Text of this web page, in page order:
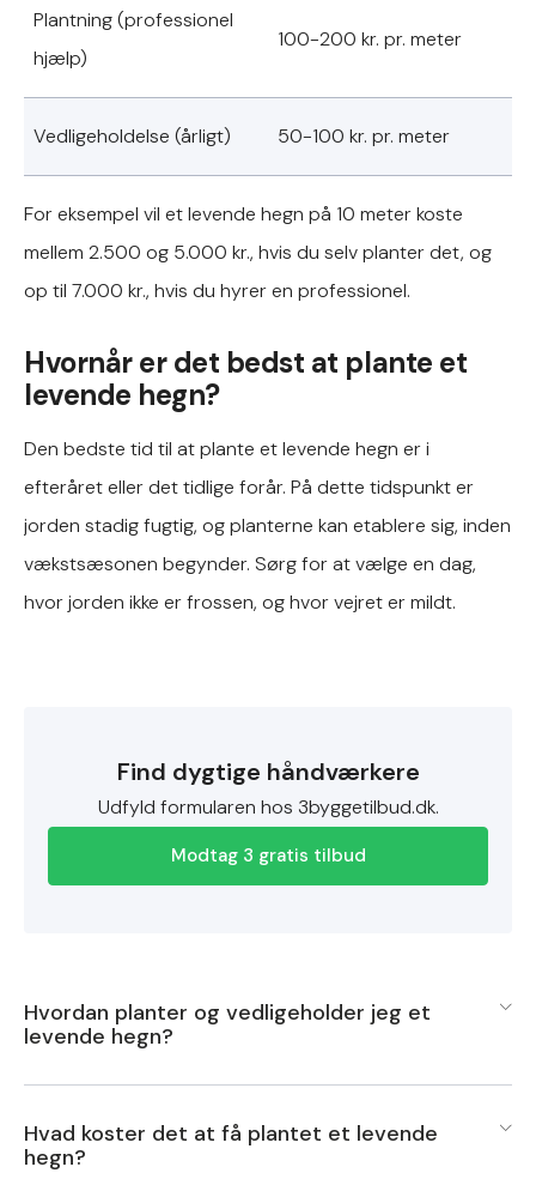
Plantning (professionel
hjælp)
100-200 kr. pr. meter
Vedligeholdelse (årligt) 50-100 kr. pr. meter
For eksempel vil et levende hegn på 10 meter koste
mellem 2.500 og 5.000 kr., hvis du selv planter det, og
op til 7.000 kr., hvis du hyrer en professionel.
Hvornår er det bedst at plante et
levende hegn?
Den bedste tid til at plante et levende hegn er i
efteråret eller det tidlige forår. På dette tidspunkt er
jorden stadig fugtig, og planterne kan etablere sig, inden
vækstsæsonen begynder. Sørg for at vælge en dag,
hvor jorden ikke er frossen, og hvor vejret er mildt.
Find dygtige håndværkere
Udfyld formularen hos 3byggetilbud.dk.
Modtag 3 gratis tilbud
Hvordan planter og vedligeholder jeg et
levende hegn?
først vælge den rette type planter, der passer til dit
klima og jordbundsforhold. Start med at forberede
Hvad koster det at få plantet et levende
hegn?